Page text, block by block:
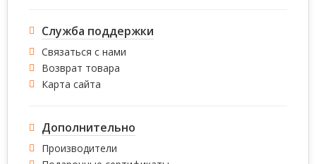
Служба поддержки
Связаться с нами
Возврат товара
Карта сайта
Дополнительно
Производители